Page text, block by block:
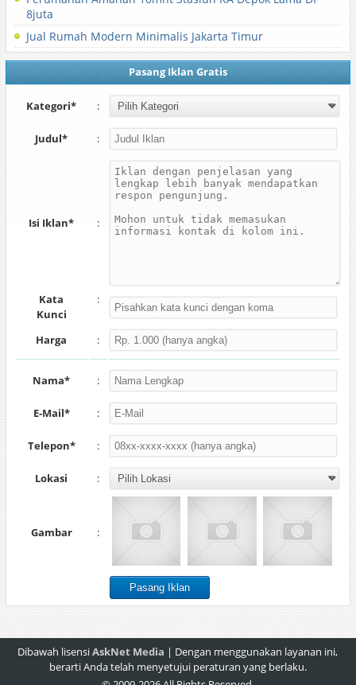
8juta
Jual Rumah Modern Minimalis Jakarta Timur
Pasang Iklan Gratis
Kategori* :
Judul* :
Isi Iklan* :
Kata
Kunci
:
Harga :
Nama* :
E-Mail* :
Telepon* :
Lokasi :
Gambar :
Dibawah lisensiAskNet Media | Dengan menggunakan layanan ini,
berarti Anda telah menyetujui peraturan yang berlaku.